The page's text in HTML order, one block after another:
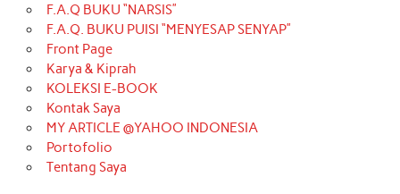
F.A.Q BUKU “NARSIS”
F.A.Q. BUKU PUISI “MENYESAP SENYAP”
Front Page
Karya & Kiprah
KOLEKSI E-BOOK
Kontak Saya
MY ARTICLE @YAHOO INDONESIA
Portofolio
Tentang Saya